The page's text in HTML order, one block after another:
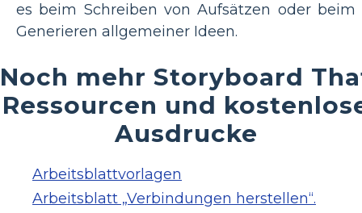
es beim Schreiben von Aufsätzen oder beim
Generieren allgemeiner Ideen.
Noch mehr Storyboard
Ressourcen und
Ausdrucke
Arbeitsblattvorlagen
Arbeitsblatt „Verbindungen herstellen“.